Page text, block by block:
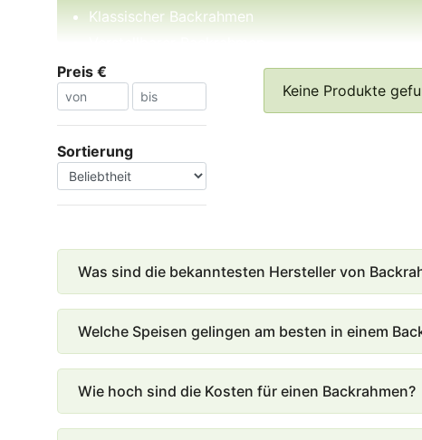
Klassischer Backrahmen
Silikon-Backrahmen
Die Vor- und Nachteile von Backrahmen
Preis €
Sortierung
Keine Produkte
Was sind die bekanntesten Hersteller von
Welche Speisen gelingen am besten in einem
Wie hoch sind die Kosten für einen Backrahmen?